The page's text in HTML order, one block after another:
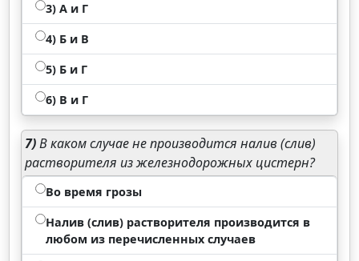
3) А и Г
4) Б и В
5) Б и Г
6) В и Г
7)В каком случае не производится налив (слив)
растворителя из железнодорожных цистерн?
Во время грозы
Налив (слив) растворителя производится в
любом из перечисленных случаев